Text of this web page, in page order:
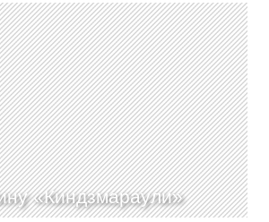
«Киндзмараули»